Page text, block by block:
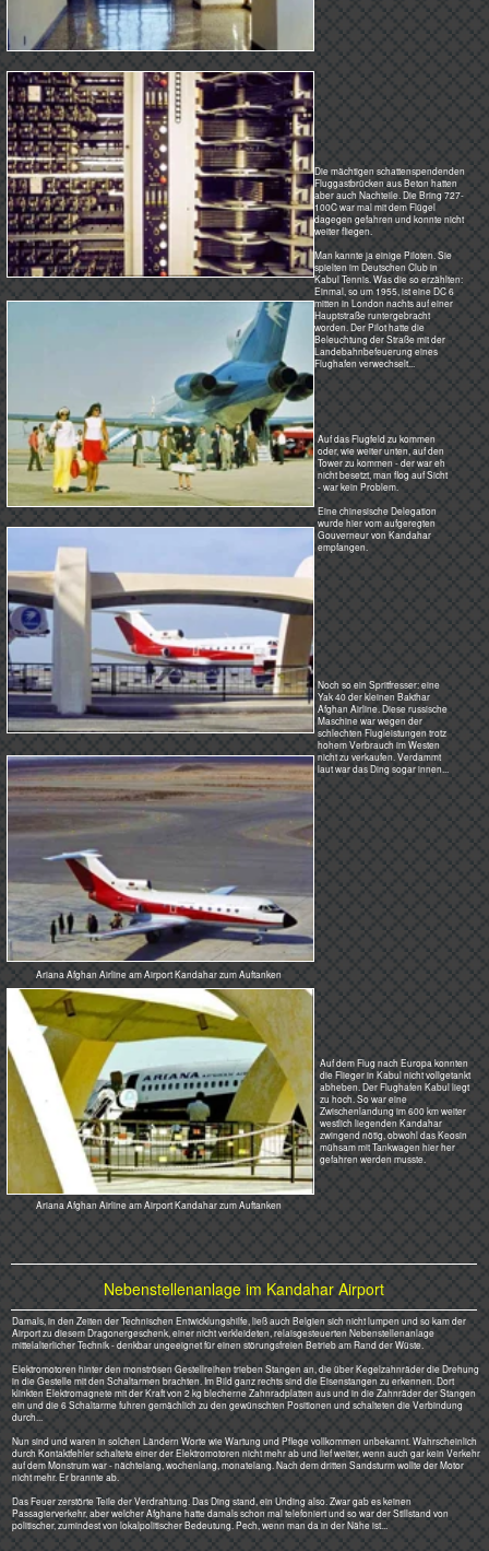
Noch so ein Spritfresser: eine
Yak 40 der kleinen Bakthar
Afghan Airline. Diese russische
Maschine war wegen der
schlechten Flugleistungen trotz
hohem Verbrauch im Westen
nicht zu verkaufen. Verdammt
laut war das Ding sogar innen...
Ariana Afghan Airline am Airport Kandahar zum Auftanken
Ariana Afghan Airline am Airport Kandahar zum Auftanken
Auf dem Flug nach Europa konnten
die Flieger in Kabul nicht vollgetankt
abheben. Der Flughafen Kabul liegt
zu hoch. So war eine
Zwischenlandung im 600 km weiter
westlich liegenden Kandahar
zwingend nötig, obwohl das Keosin
mühsam mit Tankwagen hier her
gefahren werden musste.
Nebenstellenanlage im Kandahar Airport
Damals, in den Zeiten der Technischen Entwicklungshilfe, ließ auch Belgien sich nicht lumpen und so kam der
Airport zu diesem Dragonergeschenk, einer nicht verkleideten, relaisgesteuerten Nebenstellenanlage
mittelalterlicher Technik - denkbar ungeeignet für einen störungsfreien Betrieb am Rand der Wüste.
Elektromotoren hinter den monströsen Gestellreihen trieben Stangen an, die über Kegelzahnräder die Drehung
in die Gestelle mit den Schaltarmen brachten. Im Bild ganz rechts sind die Eisenstangen zu erkennen. Dort
klinkten Elektromagnete mit der Kraft von 2 kg blecherne Zahnradplatten aus und in die Zahnräder der Stangen
ein und die 6 Schaltarme fuhren gemächlich zu den gewünschten Positionen und schalteten die Verbindung
durch...
Nun sind und waren in solchen Ländern Worte wie Wartung und Pflege vollkommen unbekannt. Wahrscheinlich
durch Kontaktfehler schaltete einer der Elektromotoren nicht mehr ab und lief weiter, wenn auch gar kein Verkehr
auf dem Monstrum war - nächtelang, wochenlang, monatelang. Nach dem dritten Sandsturm wollte der Motor
nicht mehr. Er brannte ab.
Das Feuer zerstörte Teile der Verdrahtung. Das Ding stand, ein Unding also. Zwar gab es keinen
Passagierverkehr, aber welcher Afghane hatte damals schon mal telefoniert und so war der Stillstand von
politischer, zumindest von lokalpolitischer Bedeutung. Pech, wenn man da in der Nähe ist...
Der Tabeldar
Der Beruf des Tabeldars kam dem Traumberuf vieler Afghanen - im
eigenen Dukan in der Mitte seiner Waren zu sitzen, Tee zu trinken und zu
handeln, feilschen um die Preise - schon sehr nahe. Zum Lagerverwalter
mussten ja auch alle kommen wenn sie aus seinem Reich etwas
benötigten. Es war schwierig, je etwas aus den Lagern
wieder heraus zu bekommen. Ohne Bakschisch ging es schon gar nicht.
Die Voraussetzungen für diesen Beruf waren schwierig. Man musste am
Besten der Onkel-Onkel-Sohn von jemand großem sein, musste mit
seinem Vermögen für den Lagerinhalt haften. Da nun in den meisten
Fällen kein Vermögen vorhanden war, konnte man auch einen Teil des
kläglichen Verdienstes weiter reichen. Klar, dass das durch Bakschisch
wieder ausgeglichen werden musste, um überleben zu können.
Desweiteren musste der Anwärter lesen und snchreiben können. Und ein
Lineal besitzen. Damit ließen sich die dreiteiligen Formularblöcke auf den
Millimeter genau trefflich abreißen.
Wurden nun Ersatzteile im Lager angeliefert, kam man so schnell nicht
wieder an sie heran. Zumal für diesen Fall auch keine schwarze Kasse
vorgesehen war. Es sei denn, man griff zu kleinen Listen. Brachte man
dem vorne Tee und viel Sü.es mit, konnte die Counterparts hinten die
benötigten Dinge oft unbemerkt herausholen.
Anders hier am Airport. Der Ersatzmotor war schnell da. Keine 12
Schwieriger war es mit den Schaltunterlagen. Unabdingbar, um die
verschmorte Verkabelung ersetzen zu können. Nach einem halben Tag
bei 45°C kam er mit einigen Ordnern angeschlurft. Das Benötigte war
nicht dabei.
gebraucht", und beim nachbohren: " Weißt du, Sahib, vor Jahren war es
morgens so kalt im Winter und der Strom war auch ausgefallen. Wir
hatten doch nichts zum Tee kochen...".
Al ham dulillah!
Nach einer Woche lief das Ding wieder mit Ach und Krach. Die Belgier
hatte eh seltsame Pläne. Gab es bei vergleichbaren deutschen
Telefonanlagen extra Pläne für Verdrahtung und Schaltung, hatten die
alles in Originalgröße in riesigen Bögen zusammengezeichnet. Jedes
Bauteil saß da 1:1 an seinem Platz, jeder Draht einzeln eingezeichnet,
unmöglich den Zusammenhang der Schaltung zu erkennen. Da waren ja
Erholung.
Feierabend. Auf der Fahrt vom